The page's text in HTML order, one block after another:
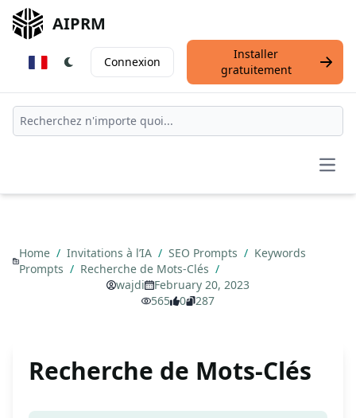
AIPRM
Connexion
Installer
gratuitement
Home / Invitations à l’IA / SEO Prompts / Keywords
Prompts / Recherche de Mots-Clés /
wajdi
February 20, 2023
565
0 287
Recherche de Mots-Clés